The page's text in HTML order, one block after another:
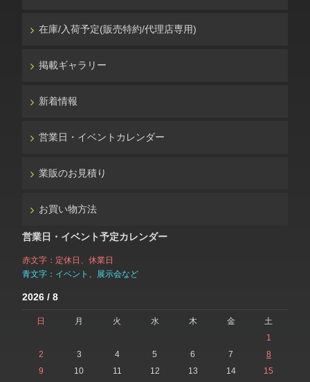
在庫/入荷予定(販売特約/代理店専用)
掲載ギャラリー
新着情報
営業日・イベントカレンダー
業販のお見積り
お買い物方法
営業日・イベント予定カレンダー
赤文字：定休日、休業日
青文字：イベント、展示会など
2026 / 8
日 月 火 水 木 金
土
1
2
3 4 5 6 7
8
9
10 11 12 13 14
15